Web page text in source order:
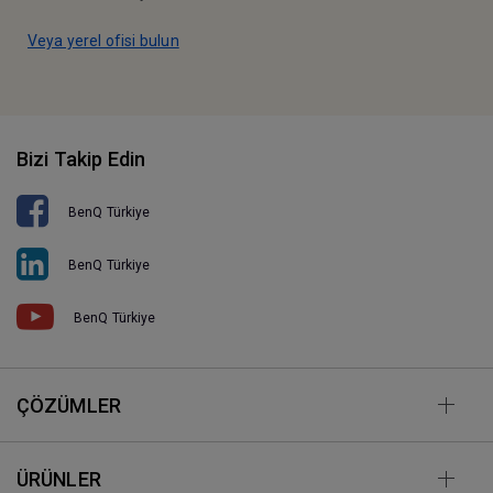
Veya yerel ofisi bulun
Bizi Takip Edin
BenQ Türkiye
BenQ Türkiye
BenQ Türkiye
ÇÖZÜMLER
ÜRÜNLER